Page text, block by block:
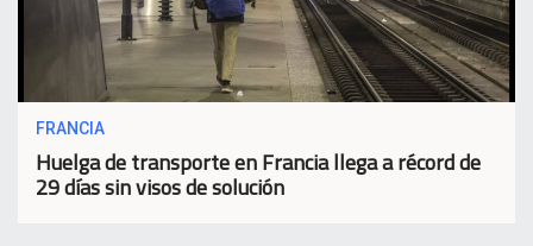
FRANCIA
Huelga de transporte en Francia llega a récord de
29 días sin visos de solución